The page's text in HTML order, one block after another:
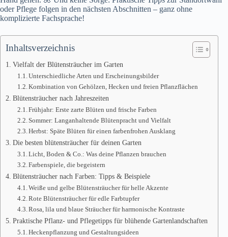
oder Pflege folgen in den nächsten Abschnitten – ganz ohne
komplizierte Fachsprache!
Inhaltsverzeichnis
Vielfalt der Blütensträucher im Garten
Unterschiedliche Arten und Erscheinungsbilder
Kombination von Gehölzen, Hecken und freien Pflanzflächen
Blütensträucher nach Jahreszeiten
Frühjahr: Erste zarte Blüten und frische Farben
Sommer: Langanhaltende Blütenpracht und Vielfalt
Herbst: Späte Blüten für einen farbenfrohen Ausklang
Die besten blütensträucher für deinen Garten
Licht, Boden & Co.: Was deine Pflanzen brauchen
Farbenspiele, die begeistern
Blütensträucher nach Farben: Tipps & Beispiele
Weiße und gelbe Blütensträucher für helle Akzente
Rote Blütensträucher für edle Farbtupfer
Rosa, lila und blaue Sträucher für harmonische Kontraste
Praktische Pflanz- und Pflegetipps für blühende Gartenlandschaften
Heckenpflanzung und Gestaltungsideen